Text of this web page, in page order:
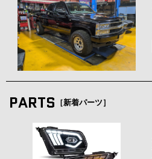
PARTS ［新着パーツ］